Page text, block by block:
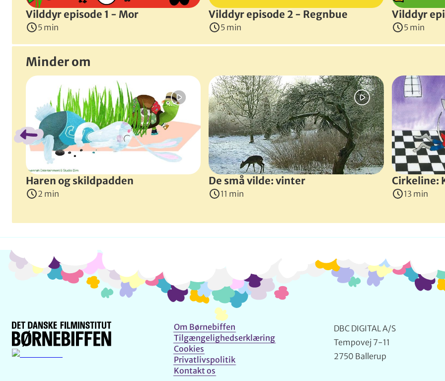
Vilddyr episode 1 - Mor
5 min
Vilddyr episode 2 - Regnbue
5 min
Vilddyr
5 min
Minder om
Spring bånd over
Haren og skildpadden
2 min
De små vilde: vinter
11 min
Cirkeline:
13 min
Info og kontakt
Om Børnebiffen
Tilgængelighedserklæring
Cookies
Privatlivspolitik
Kontakt os
DBC DIGITAL A/S
Tempovej 7-11
2750 Ballerup